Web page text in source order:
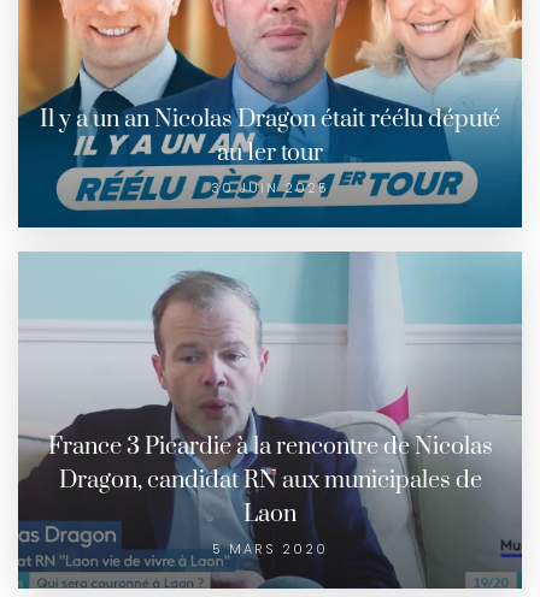
Il y a un an Nicolas Dragon était réélu député
au 1er tour
30 JUIN 2025
France 3 Picardie à la rencontre de Nicolas
Dragon, candidat RN aux municipales de
Laon
5 MARS 2020